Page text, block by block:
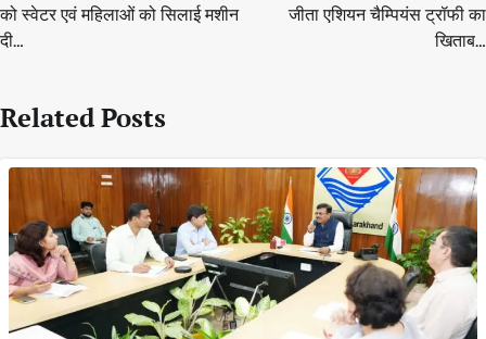
को स्वेटर एवं महिलाओं को सिलाई मशीन
दी…
जीता एशियन चैम्पियंस ट्रॉफी का
खिताब…
Related Posts